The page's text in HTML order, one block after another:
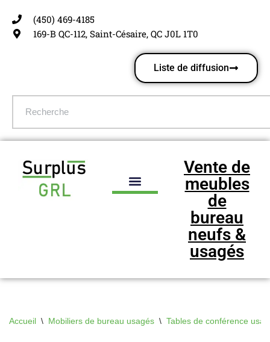
Aller
(450) 469-4185
169-B QC-112, Saint-Césaire, QC J0L 1T0
Liste de diffusion
Vente de
meubles
de
bureau
neufs &
usagés
Accueil \ Mobiliers de bureau usagés \ Tables de conférence